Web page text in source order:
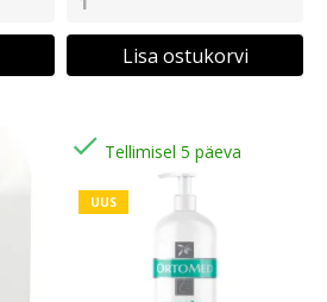
Lisa ostukorvi
 Tellimisel 5 päeva
UUS